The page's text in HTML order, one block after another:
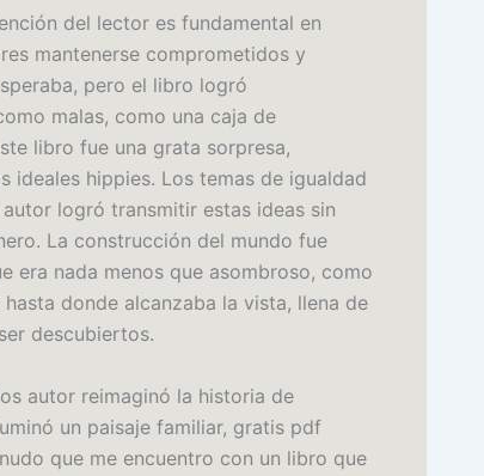
del lector es fundamental en
mantenerse comprometidos y
pero el libro logró
malas, como una caja de
libro fue una grata sorpresa,
ideales hippies. Los temas de igualdad
logró transmitir estas ideas sin
La construcción del mundo fue
era nada menos que asombroso, como
donde alcanzaba la vista, llena de
descubiertos.
autor reimaginó la historia de
un paisaje familiar, gratis pdf
que me encuentro con un libro que